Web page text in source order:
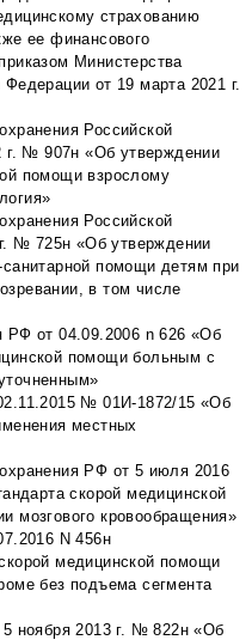
страхованию
ее финансового
Министерства
от 19 марта 2021 г.
Российской
г. № 907н «Об утверждении
помощи взрослому
Российской
№ 725н «Об утверждении
помощи детям при
в том числе
РФ от 04.09.2006 n 626 «Об
помощи больным с
№ 01И-1872/15 «Об
местных
РФ от 5 июля 2016
скорой медицинской
мозгового кровообращения»
N 456н
медицинской помощи
без подъема сегмента
ноября 2013 г. № 822н «Об